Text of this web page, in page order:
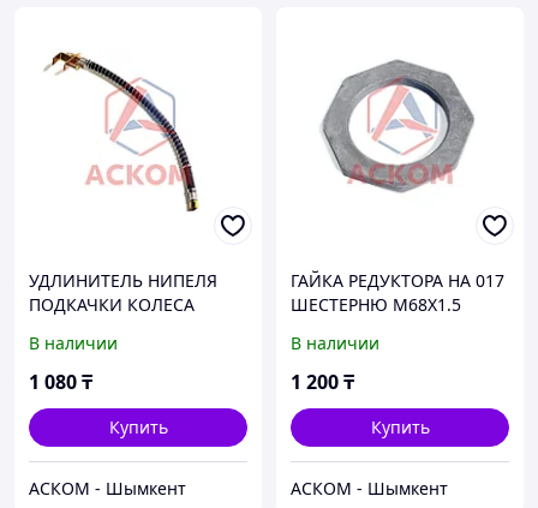
УДЛИНИТЕЛЬ НИПЕЛЯ
ПОДКАЧКИ КОЛЕСА
ПРУЖИНЕ L-350
В наличии
1 080₸
Купить
АСКОМ - Шымкент
ГАЙКА РЕДУКТОРА НА 017
ШЕСТЕРНЮ М68Х1.5
В наличии
1 200₸
Купить
АСКОМ - Шымкент